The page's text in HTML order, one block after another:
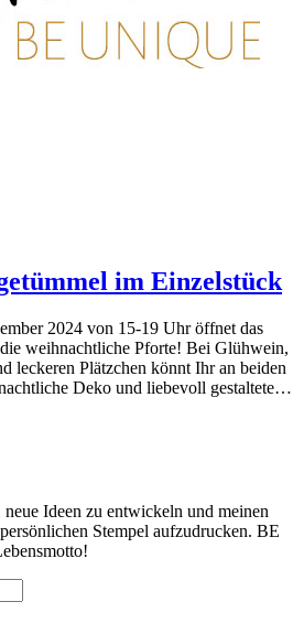
im Einzelstück
2024 von 15-19 Uhr öffnet das
weihnachtliche Pforte! Bei Glühwein,
leckeren Plätzchen könnt Ihr an beiden
Deko und liebevoll gestaltete…
Ideen zu entwickeln und meinen
Stempel aufzudrucken. BE